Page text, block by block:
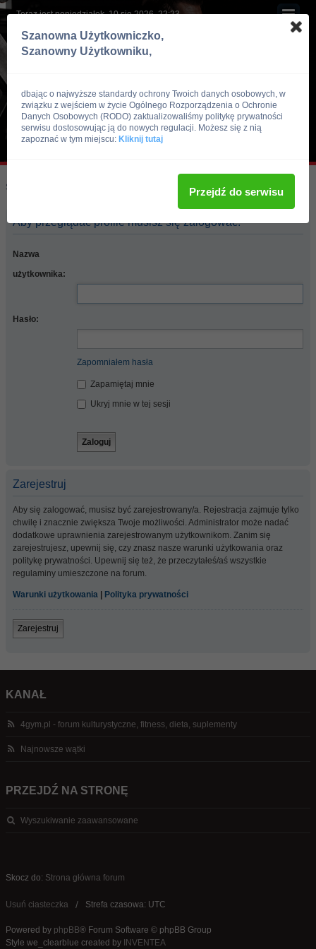
Teraz jest poniedziałek, 10 sie 2026, 22:23
Skocz do:
Aby przeglądać profile musisz się zalogować.
Nazwa
użytkownika:
Hasło:
Zapomniałem hasła
Zapamiętaj mnie
Ukryj mnie w tej sesji
Zarejestruj
Aby się zalogować, musisz być zarejestrowany/a. Rejestracja zajmuje tylko
chwilę i znacznie zwiększa Twoje możliwości. Administrator może nadać
dodatkowe uprawnienia zarejestrowanym użytkownikom. Zanim się
zarejestrujesz, upewnij się, czy znasz nasze warunki użytkowania oraz
politykę prywatności. Upewnij się też, że przeczytałeś/aś wszystkie
regulaminy umieszczone na forum.
Warunki użytkowania Polityka prywatności
Zarejestruj
KANAŁ
4gym.pl - forum kulturystyczne, fitness, dieta, suplementy
Najnowsze wątki
PRZEJDŹ NA STRONĘ
Wyszukiwanie zaawansowane
Skocz do: Strona główna forum
Usuń ciasteczka Strefa czasowa: UTC
Powered by phpBB® Forum Software © phpBB Group
Style we_clearblue created by INVENTEA
Szanowna Użytkowniczko,
Szanowny Użytkowniku,
dbając o najwyższe standardy ochrony Twoich danych osobowych, w
związku z wejściem w życie Ogólnego Rozporządzenia o Ochronie
Danych Osobowych (RODO) zaktualizowaliśmy politykę prywatności
serwisu dostosowując ją do nowych regulacji. Możesz się z nią
zapoznać w tym miejscu: Kliknij tutaj
Przejdź do serwisu